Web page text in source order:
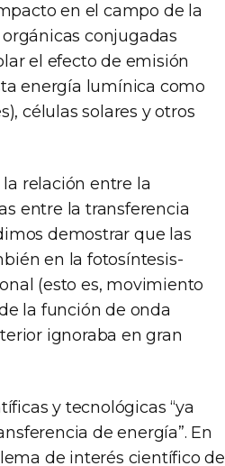
en el campo de la
conjugadas
el efecto de emisión
energía lumínica como
células solares y otros
relación entre la
entre la transferencia
demostrar que las
en la fotosíntesis-
(esto es, movimiento
la función de onda
ignoraba en gran
y tecnológicas “ya
de energía”. En
de interés científico de